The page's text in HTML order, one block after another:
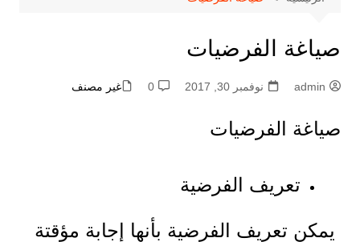
صياغة الفرضيات
admin نوفمبر 30, 2017 0 غير مصنف
صياغة الفرضيات
تعريف الفرضية
يمكن تعريف الفرضية بأنها إجابة مؤقتة